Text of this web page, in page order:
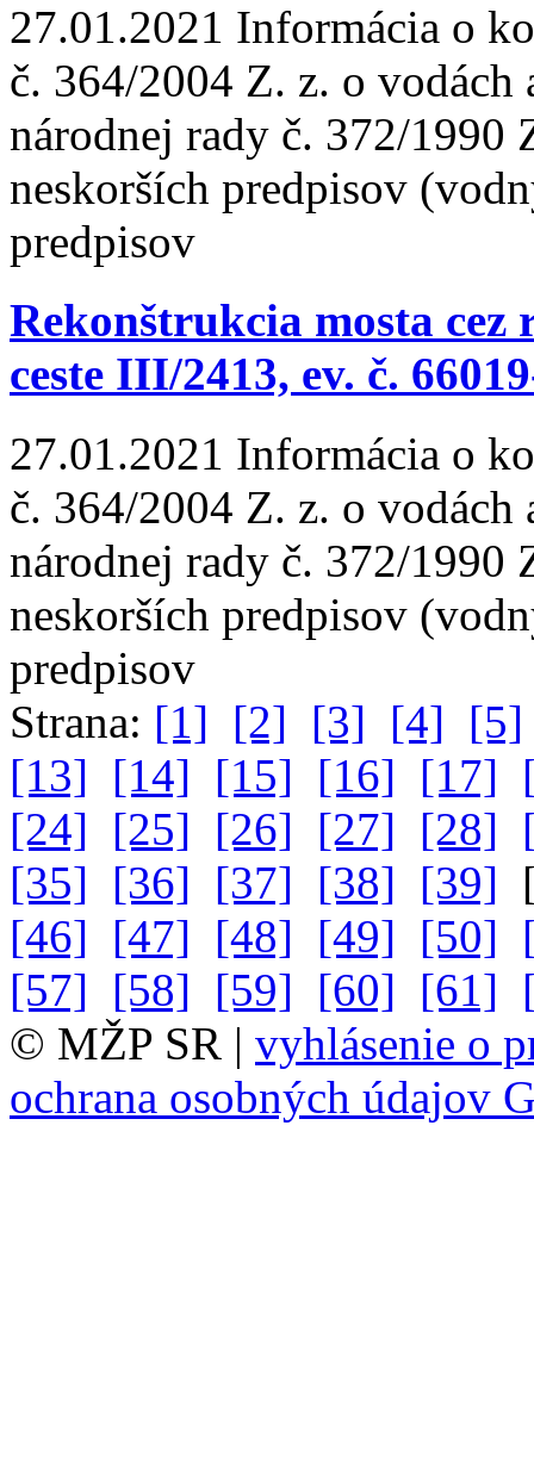
27.01.2021 Informácia o
č. 364/2004 Z. z. o vodách
národnej rady č. 372/1990
neskorších predpisov
predpisov
Rekonštrukcia mosta
ceste III/2413, ev. č.
27.01.2021 Informácia o
č. 364/2004 Z. z. o vodách
národnej rady č. 372/1990
neskorších predpisov
predpisov
Strana: [1] [2] [3] [4] [5]
[13] [14] [15] [16] [17]
[24] [25] [26] [27] [28]
[35] [36] [37] [38] [39]
[46] [47] [48] [49] [50]
[57] [58] [59] [60] [61]
© MŽP SR | vyhlásenie o
ochrana osobných údajov